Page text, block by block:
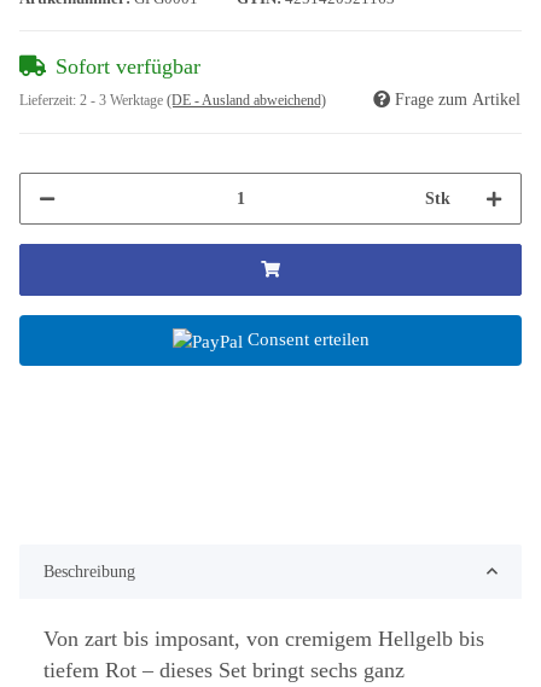
Sofort verfügbar
Lieferzeit: 2 - 3 Werktage (DE - Ausland abweichend) Frage zum Artikel
Stk
Consent erteilen
Beschreibung
Von zart bis imposant, von cremigem Hellgelb bis
tiefem Rot – dieses Set bringt sechs ganz